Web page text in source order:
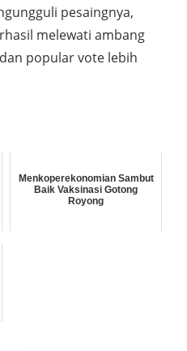
pesaingnya,
melewati ambang
popular vote lebih
Menkoperekonomian Sambut
Baik Vaksinasi Gotong
Royong